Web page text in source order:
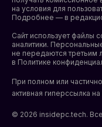
на условия для
Подробнее — в
Сайт использует файлы
аналитики.
не передаются
в Политике
При полном или
активная гиперссылка
© 2026 insidepc.tech.